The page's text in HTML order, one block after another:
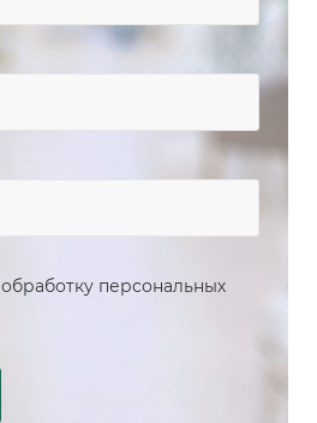
обработку персональных